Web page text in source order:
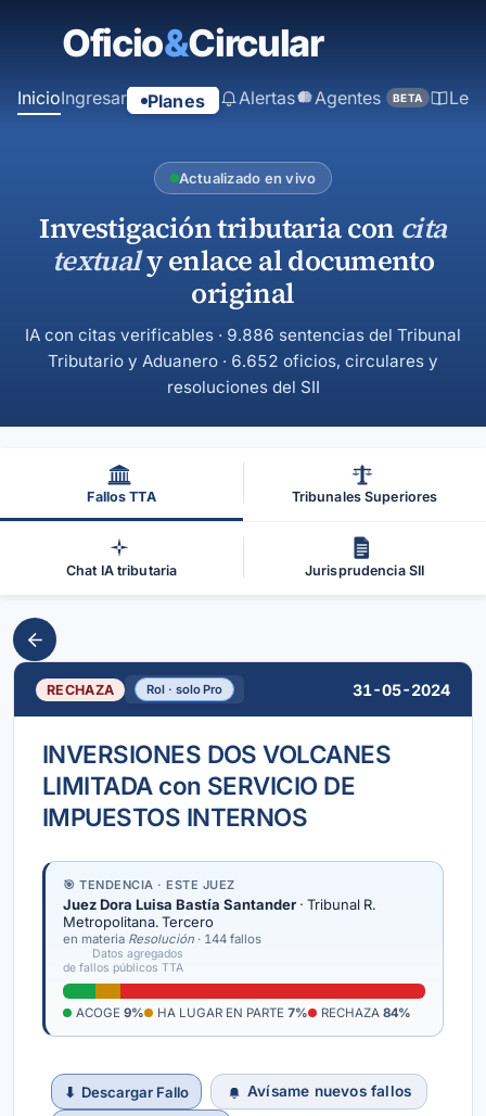
principal
InicioIngresar Planes Alertas Agentes BETA
Actualizado en vivo
Investigación tributaria con cita
textualy enlace al documento
original
IA con citas verificables · 9.886 sentencias del Tribunal
Tributario y Aduanero · 6.652 oficios, circulares y
resoluciones del SII
Fallos TTA Tribunales Superiores
Chat IA tributaria Jurisprudencia SII
RECHAZA Rol · solo Pro 31-05-2024
INVERSIONES DOS VOLCANES
LIMITADA con SERVICIO DE
IMPUESTOS INTERNOS
🎯 TENDENCIA · ESTE JUEZ
Juez Dora Luisa Bastía Santander · Tribunal R.
Metropolitana. Tercero
en materia Resolución · 144 fallos
Datos agregados
de fallos públicos TTA
ACOGE 9% HA LUGAR EN PARTE 7% RECHAZA 84%
⬇ Descargar Fallo
Avísame nuevos fallos